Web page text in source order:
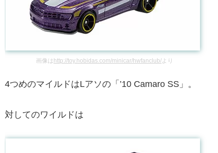
画像は http://toy.hobidas.com/minicar/hwfanclub/より
4つめのマイルドはLアソの「’10 Camaro SS」。
対してのワイルドは